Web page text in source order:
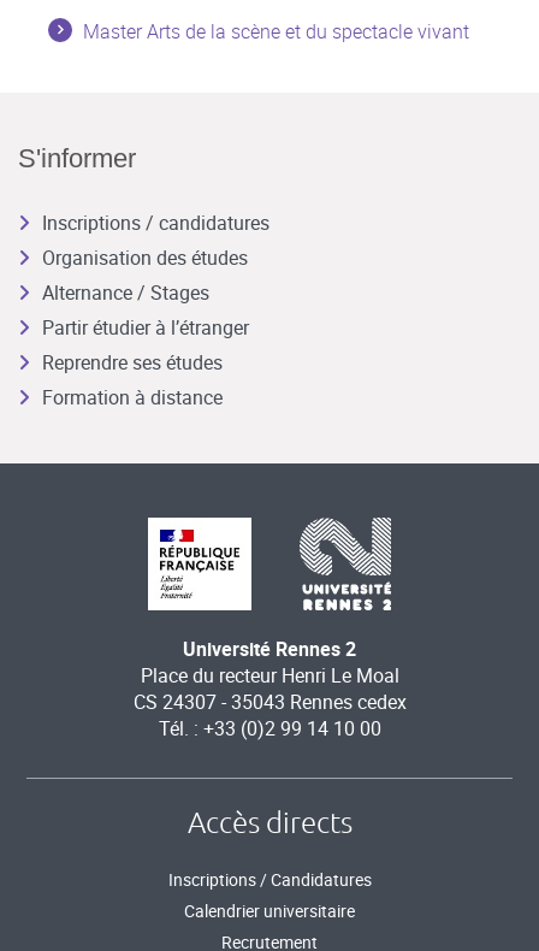
Master Arts de la scène et du spectacle vivant
S'informer
Inscriptions / candidatures
Organisation des études
Alternance / Stages
Partir étudier à l’étranger
Reprendre ses études
Formation à distance
Université Rennes 2
Place du recteur Henri Le Moal
CS 24307 - 35043 Rennes cedex
Tél. : +33 (0)2 99 14 10 00
Accès directs
Inscriptions / Candidatures
Calendrier universitaire
Recrutement